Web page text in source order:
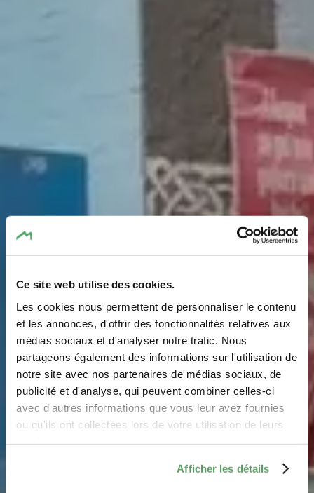
Ce site web utilise des cookies.
Les cookies nous permettent de personnaliser le contenu
et les annonces, d'offrir des fonctionnalités relatives aux
médias sociaux et d'analyser notre trafic. Nous
partageons également des informations sur l'utilisation de
notre site avec nos partenaires de médias sociaux, de
publicité et d'analyse, qui peuvent combiner celles-ci
avec d'autres informations que vous leur avez fournies
ou qu'ils ont collectées lors de votre utilisation de leurs
Afficher les détails
Matchbox Museum
Waar? 5, Enneschtduerf, L-6560 Hinkel